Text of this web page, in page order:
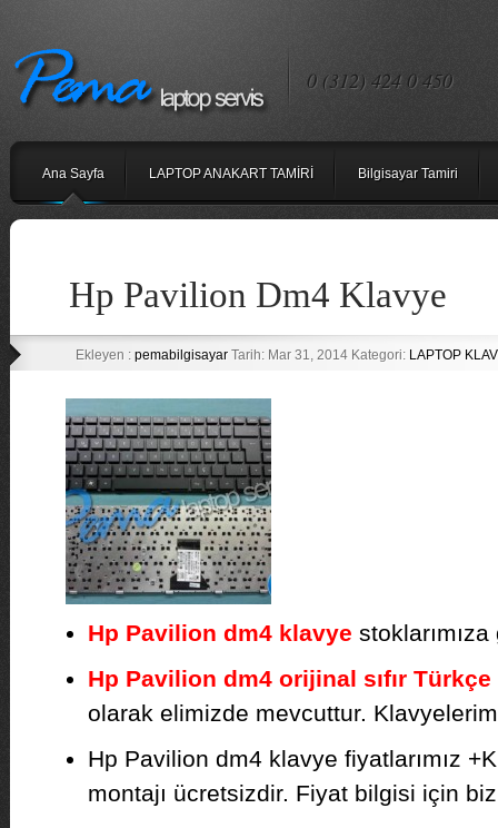
0 (312) 424 0 450
Ana Sayfa LAPTOP ANAKART TAMİRİ Bilgisayar Tamiri
Hp Pavilion Dm4 Klavye
Ekleyen : pemabilgisayarTarih: Mar 31, 2014 Kategori: LAPTOP
Hp Pavilion dm4 klavye
Hp Pavilion dm4 orijinal sıfır Türkçe
olarak elimizde mevcuttur.
Hp Pavilion dm4 klavye fiyatlarımız
montajı ücretsizdir. Fiyat bilgisi için